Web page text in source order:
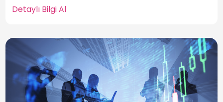
Detaylı Bilgi Al